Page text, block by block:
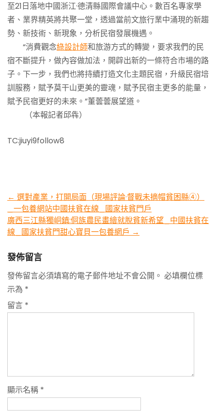
至21日落地中國浙江·德清縣國際會議中心。數百名專家學
者、業界精英將共聚一堂，透過當前文旅行業中涌現的新趨
勢、新技術、新現象，分析民宿發展機遇。
“消費觀念綠設計師和旅游方式的轉變，要求我們的民
宿不斷提升，做內容做加法，開辟出新的一條符合市場的路
子。下一步，我們也將持續打造文化主題民宿，升級民宿培
訓服務，賦予莫干山更美的靈魂，賦予民宿主更多的能量，
賦予民宿更好的未來。”董蕓蕓展望道。
（本報記者邱犇）
TC:jiuyi9follow8
Post
navigation
← 選對產業，打開局面（現場評論·督戰未摘帽貧困縣④）
_一包養網站中國扶貧在線_國家扶貧門戶
廣西三江縣獨峒鎮:侗族農民畫繪就脫貧新希望_中國扶貧在
線_國家扶貧門甜心寶貝一包養網戶 →
發佈留言
發佈留言必須填寫的電子郵件地址不會公開。 必填欄位標
示為 *
留言 *
顯示名稱 *